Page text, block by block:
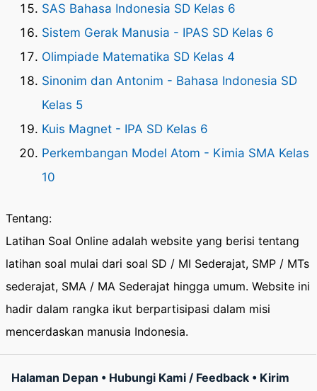
SAS Bahasa Indonesia SD Kelas 6
Sistem Gerak Manusia - IPAS SD Kelas 6
Olimpiade Matematika SD Kelas 4
Sinonim dan Antonim - Bahasa Indonesia SD
Kelas 5
Kuis Magnet - IPA SD Kelas 6
Perkembangan Model Atom - Kimia SMA Kelas
10
Tentang:
Latihan Soal Online adalah website yang berisi tentang
latihan soal mulai dari soal SD / MI Sederajat, SMP / MTs
sederajat, SMA / MA Sederajat hingga umum. Website ini
hadir dalam rangka ikut berpartisipasi dalam misi
mencerdaskan manusia Indonesia.
Halaman Depan • Hubungi Kami / Feedback • Kirim